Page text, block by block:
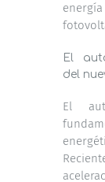
El
del
El